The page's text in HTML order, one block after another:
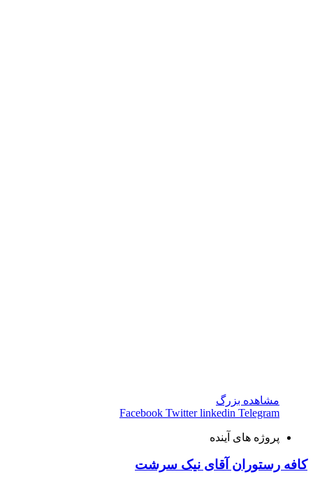
مشاهده بزرگ
Facebook Twitter linkedin Telegram
پروژه های آینده
کافه رستوران آقای نیک سرشت